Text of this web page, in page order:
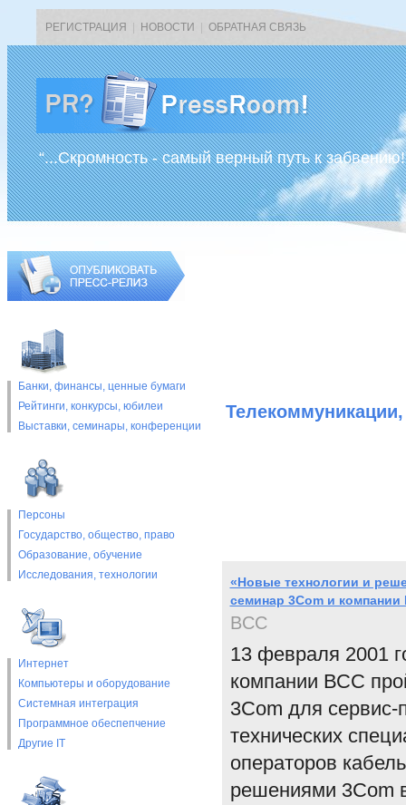
РЕГИСТРАЦИЯ НОВОСТИ ОБРАТНАЯ СВЯЗЬ
“...Скромность - самый верный путь к
Банки, финансы, ценные бумаги
Рейтинги, конкурсы, юбилеи
Выставки, cеминары, конференции
Персоны
Государство, общество, право
Образование, обучение
Исследования, технологии
Интернет
Компьютеры и оборудование
Системная интеграция
Программное обеспепчение
Другие IT
«Новые технологии и
семинар 3Com и компании
BCC
13 февраля 2001
компании ВСС
3Com для
технических
операторов
решениями 3Com